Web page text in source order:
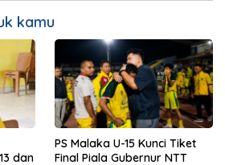
kamu
dan
PS Malaka U-15 Kunci Tiket
Final Piala Gubernur NTT